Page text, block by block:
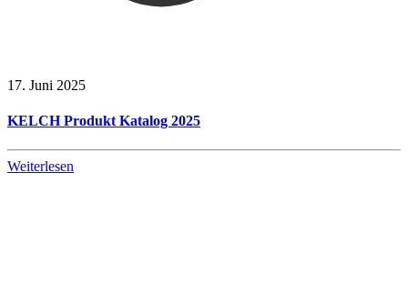
17. Juni 2025
KELCH Produkt Katalog 2025
Weiterlesen